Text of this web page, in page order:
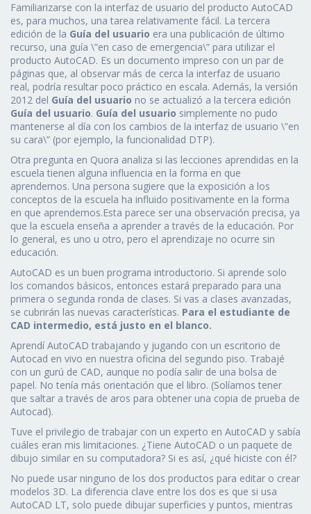
Familiarizarse con la interfaz de usuario del producto AutoCAD
es, para muchos, una tarea relativamente fácil. La tercera
edición de la Guía del usuario era una publicación de último
recurso, una guía \”en caso de emergencia\” para utilizar el
producto AutoCAD. Es un documento impreso con un par de
páginas que, al observar más de cerca la interfaz de usuario
real, podría resultar poco práctico en escala. Además, la versión
2012 del Guía del usuario no se actualizó a la tercera edición
Guía del usuario. Guía del usuario simplemente no pudo
mantenerse al día con los cambios de la interfaz de usuario \”en
su cara\” (por ejemplo, la funcionalidad DTP).
Otra pregunta en Quora analiza si las lecciones aprendidas en la
escuela tienen alguna influencia en la forma en que
aprendemos. Una persona sugiere que la exposición a los
conceptos de la escuela ha influido positivamente en la forma
en que aprendemos.Esta parece ser una observación precisa, ya
que la escuela enseña a aprender a través de la educación. Por
lo general, es uno u otro, pero el aprendizaje no ocurre sin
educación.
AutoCAD es un buen programa introductorio. Si aprende solo
los comandos básicos, entonces estará preparado para una
primera o segunda ronda de clases. Si vas a clases avanzadas,
se cubrirán las nuevas características. Para el estudiante de
CAD intermedio, está justo en el blanco.
Aprendí AutoCAD trabajando y jugando con un escritorio de
Autocad en vivo en nuestra oficina del segundo piso. Trabajé
con un gurú de CAD, aunque no podía salir de una bolsa de
papel. No tenía más orientación que el libro. (Solíamos tener
que saltar a través de aros para obtener una copia de prueba de
Autocad).
Tuve el privilegio de trabajar con un experto en AutoCAD y sabía
cuáles eran mis limitaciones. ¿Tiene AutoCAD o un paquete de
dibujo similar en su computadora? Si es así, ¿qué hiciste con él?
No puede usar ninguno de los dos productos para editar o crear
modelos 3D. La diferencia clave entre los dos es que si usa
AutoCAD LT, solo puede dibujar superficies y puntos, mientras